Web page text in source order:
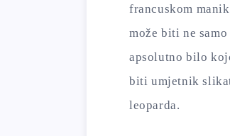
francuskom
može biti ne samo
apsolutno bilo
biti umjetnik
leoparda.